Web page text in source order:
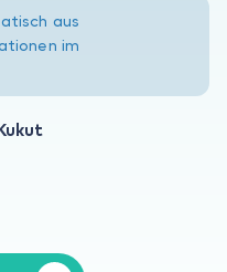
aus
im